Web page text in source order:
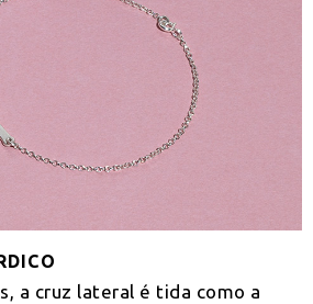
a cruz lateral é tida como a